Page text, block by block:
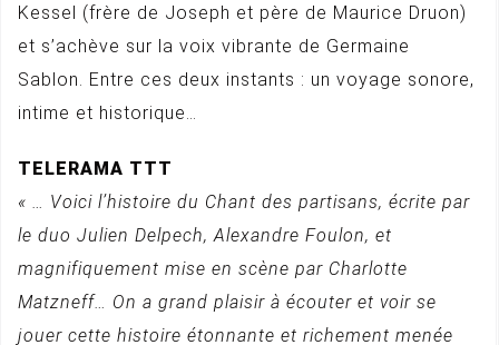
Kessel (frère de Joseph et père de Maurice Druon)
et s’achève sur la voix vibrante de Germaine
Sablon. Entre ces deux instants : un voyage sonore,
intime et historique…
TELERAMA TTT
« … Voici l’histoire du Chant des partisans, écrite par
le duo Julien Delpech, Alexandre Foulon, et
magnifiquement mise en scène par Charlotte
Matzneff… On a grand plaisir à écouter et voir se
jouer cette histoire étonnante et richement menée